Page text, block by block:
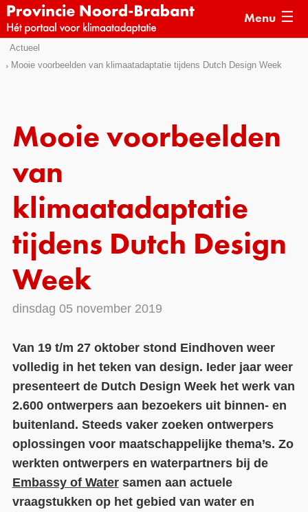
Sla
links
naar
het
Direct
naar
de
inhoud
Menu
Actueel
Mooie voorbeelden van klimaatadaptatie tijdens Dutch Design Week
Mooie voorbeelden
van
klimaatadaptatie
tijdens Dutch Design
Week
dinsdag 05 november 2019
Van 19 t/m 27 oktober stond Eindhoven weer
volledig in het teken van design. Ieder jaar weer
presenteert de Dutch Design Week het werk van
2.600 ontwerpers aan bezoekers uit binnen- en
buitenland. Steeds vaker zoeken ontwerpers
oplossingen voor maatschappelijke thema’s. Zo
werkten ontwerpers en waterpartners bij de
Embassy of Watersamen aan actuele
vraagstukken op het gebied van water en
Kennisdossiers
Voorbeelden
Subsidies
Monitoring
Over ons
LIFE-IP Klimaatadaptatie
Weerbaar Dommelland